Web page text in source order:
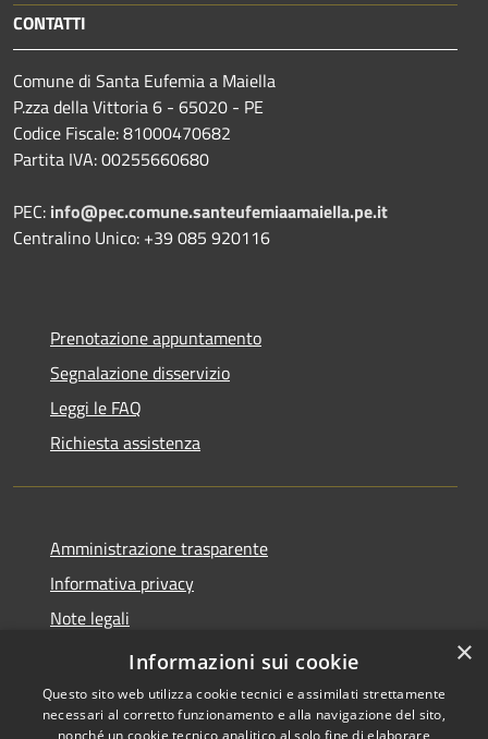
CONTATTI
Comune di Santa Eufemia a Maiella
P.zza della Vittoria 6 - 65020 - PE
Codice Fiscale: 81000470682
Partita IVA: 00255660680
PEC: info@pec.comune.santeufemiaamaiella.pe.it
Centralino Unico: +39 085 920116
Prenotazione appuntamento
Segnalazione disservizio
Leggi le FAQ
Richiesta assistenza
Amministrazione trasparente
Informativa privacy
Note legali
Dichiarazione di accessibilità
×
Informazioni sui cookie
Questo sito web utilizza cookie tecnici e assimilati strettamente
necessari al corretto funzionamento e alla navigazione del sito,
nonché un cookie tecnico analitico al solo fine di elaborare